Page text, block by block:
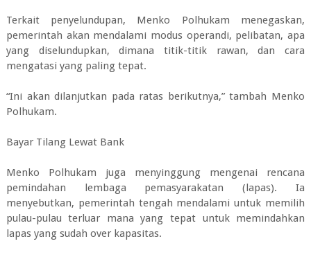
Terkait penyelundupan, Menko Polhukam menegaskan,
pemerintah akan mendalami modus operandi, pelibatan, apa
yang diselundupkan, dimana titik-titik rawan, dan cara
mengatasi yang paling tepat.
“Ini akan dilanjutkan pada ratas berikutnya,” tambah Menko
Polhukam.
Bayar Tilang Lewat Bank
Menko Polhukam juga menyinggung mengenai rencana
pemindahan lembaga pemasyarakatan (lapas). Ia
menyebutkan, pemerintah tengah mendalami untuk memilih
pulau-pulau terluar mana yang tepat untuk memindahkan
lapas yang sudah over kapasitas.